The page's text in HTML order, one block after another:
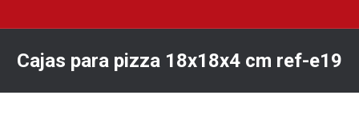
Cajas para pizza 18x18x4 cm ref-e19